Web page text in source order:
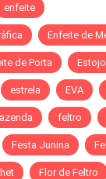
enfeite
Enfeite de
de Porta
estrela EVA
feltro
Festa Junina
Flor de Feltro